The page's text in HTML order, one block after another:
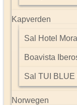
Kapverden
Sal Hotel
Boavista
Sal TUI BLUE
Norwegen